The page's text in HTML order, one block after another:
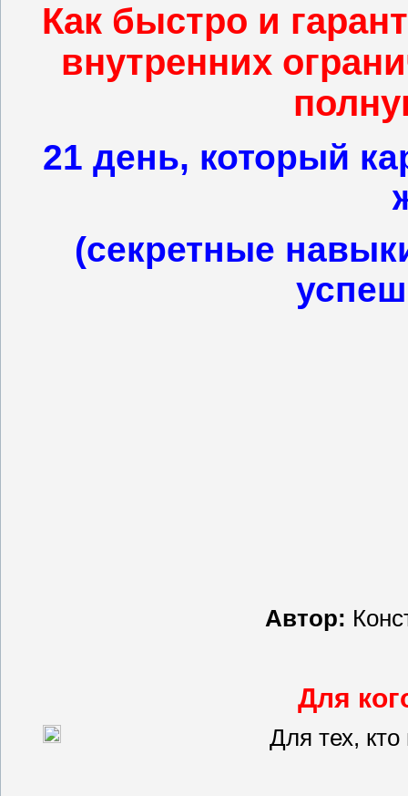
Как быстро и
внутренних
21 день, который
(секретные
Автор:
Для
Для тех,